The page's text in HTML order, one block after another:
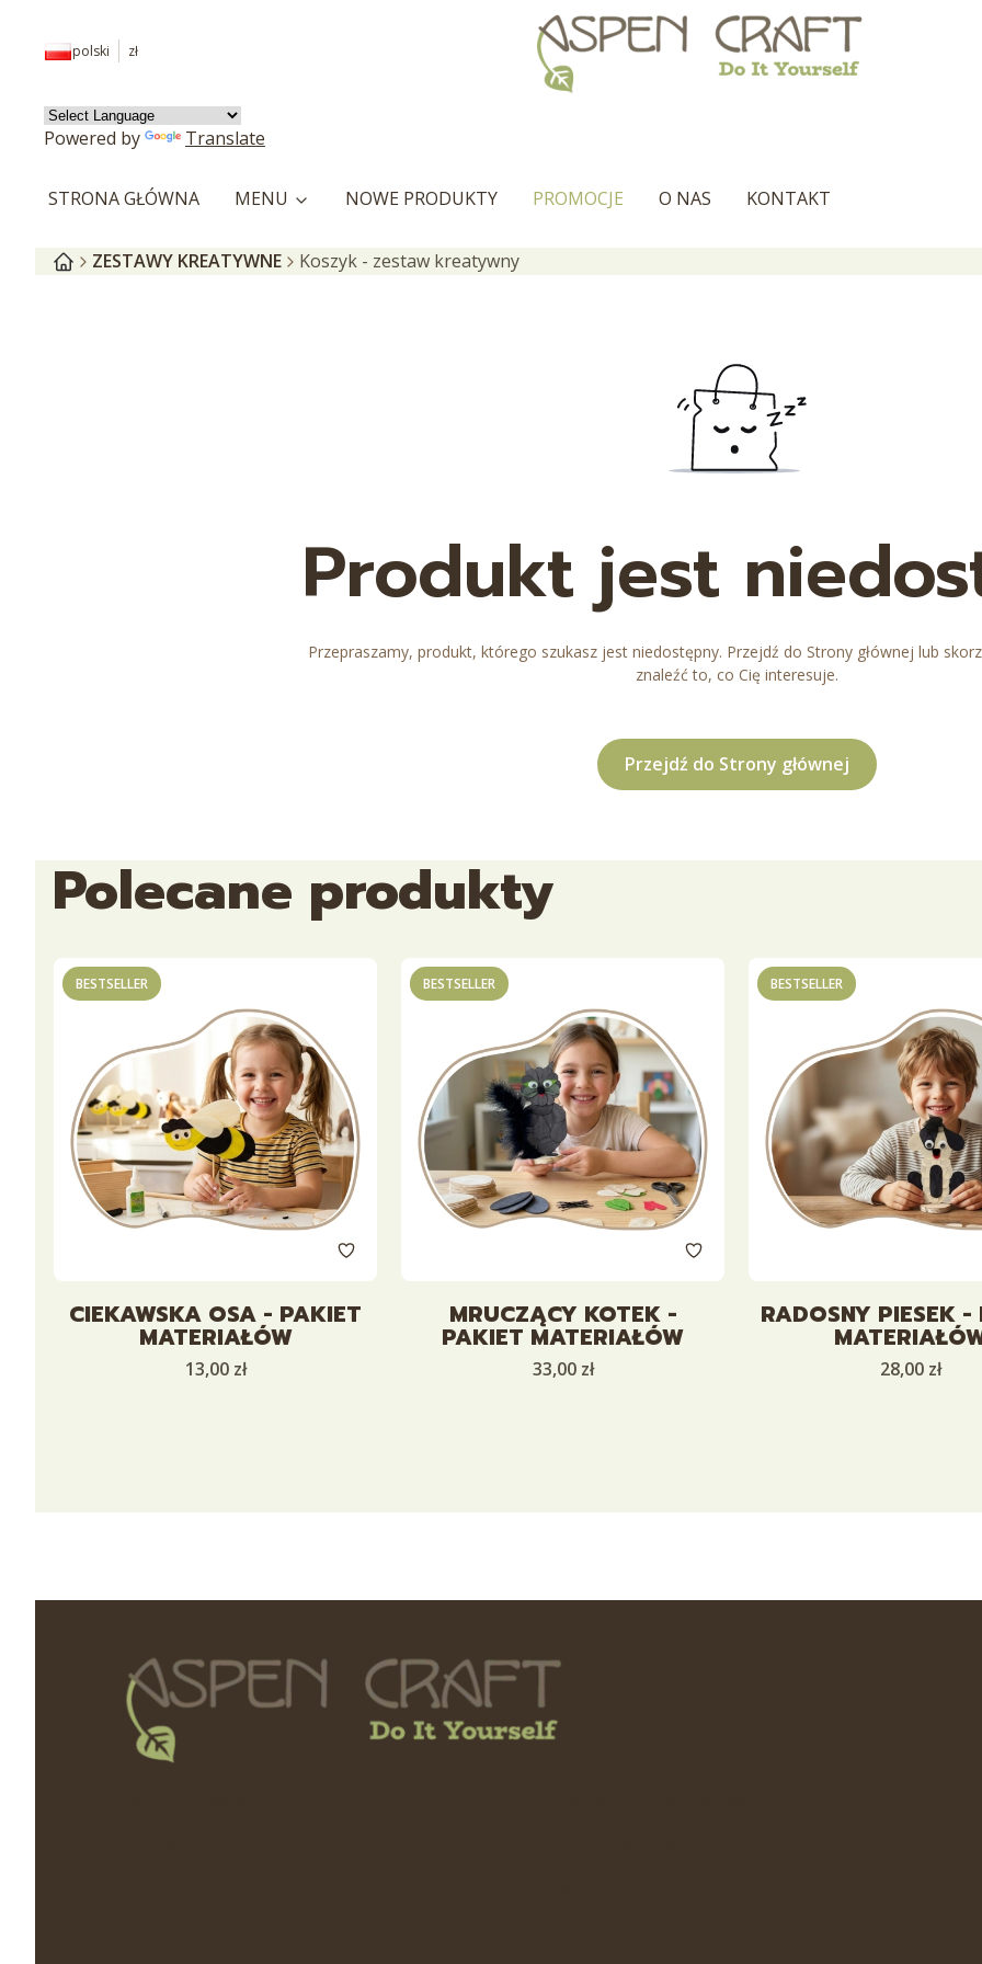
polski zł
Powered by Translate
STRONA GŁÓWNA MENU NOWE PRODUKTY PROMOCJE O NAS KONTAKT
ZESTAWY KREATYWNE Koszyk - zestaw kreatywny
Produkt jest
Przepraszamy, produkt, którego szukasz jest niedostępny. Przejdź do Strony głównej lub
znaleźć to, co Cię interesuje.
Przejdź do Strony głównej
Polecane produkty
BESTSELLER
CIEKAWSKA OSA - PAKIET
MATERIAŁÓW
Cena
13,00 zł
BESTSELLER
MRUCZĄCY KOTEK -
PAKIET MATERIAŁÓW
Cena
33,00 zł
BESTSELLER
RADOSNY PIESEK -
Cena
28,00 zł